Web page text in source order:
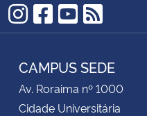
Instagram
Facebook
YouTube
RSS
CAMPUS SEDE
Av. Roraima nº 1000
Cidade Universitária